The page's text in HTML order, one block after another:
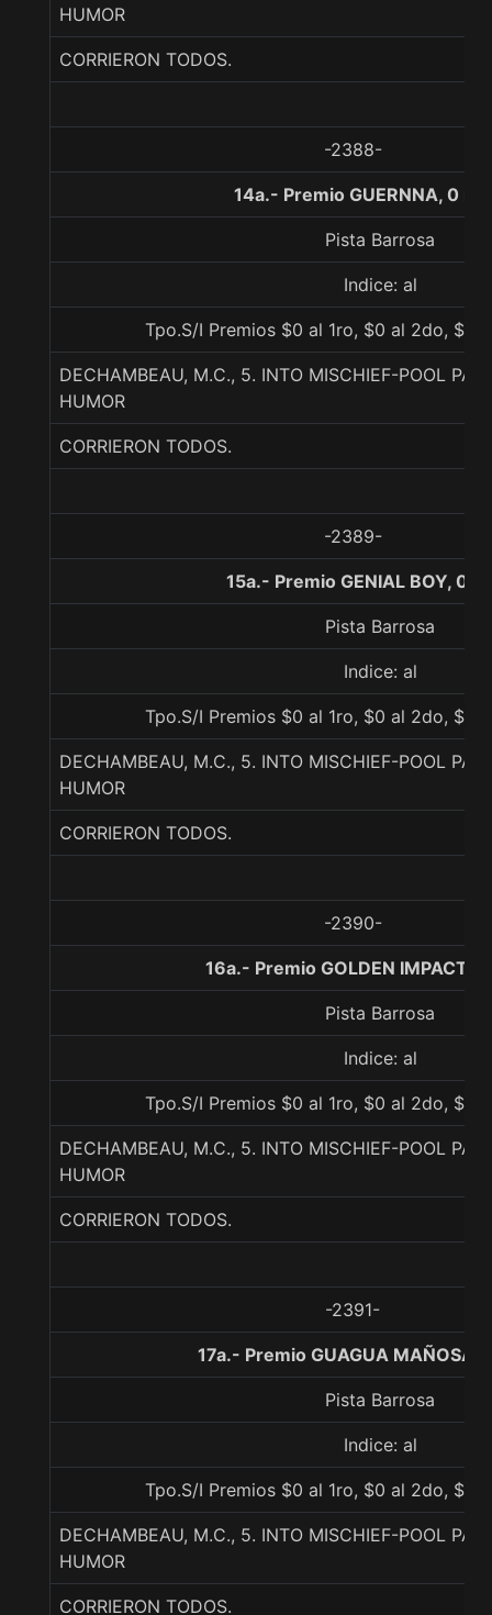
HUMOR
CORRIERON TODOS.
-2388-
14a.- Premio GUERNNA, 0
Pista Barrosa
Indice: al
Tpo.S/I Premios $0 al 1ro, $0 al 2do, $0
DECHAMBEAU, M.C., 5. INTO MISCHIEF-POOL
HUMOR
CORRIERON TODOS.
-2389-
15a.- Premio GENIAL BOY, 0
Pista Barrosa
Indice: al
Tpo.S/I Premios $0 al 1ro, $0 al 2do, $0
DECHAMBEAU, M.C., 5. INTO MISCHIEF-POOL
HUMOR
CORRIERON TODOS.
-2390-
16a.- Premio GOLDEN IMPACT,
Pista Barrosa
Indice: al
Tpo.S/I Premios $0 al 1ro, $0 al 2do, $0
DECHAMBEAU, M.C., 5. INTO MISCHIEF-POOL
HUMOR
CORRIERON TODOS.
-2391-
17a.- Premio GUAGUA MAÑOSA,
Pista Barrosa
Indice: al
Tpo.S/I Premios $0 al 1ro, $0 al 2do, $0
DECHAMBEAU, M.C., 5. INTO MISCHIEF-POOL
HUMOR
CORRIERON TODOS.